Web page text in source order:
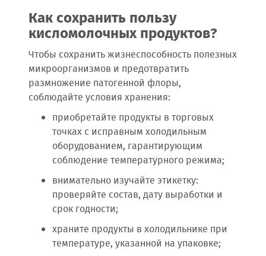
Как сохранить пользу
кисломолочных продуктов?
Чтобы сохранить жизнеспособность полезных
микроорганизмов и предотвратить
размножение патогенной флоры,
соблюдайте условия хранения:
приобретайте продукты в торговых
точках с исправным холодильным
оборудованием, гарантирующим
соблюдение температурного режима;
внимательно изучайте этикетку:
проверяйте состав, дату выработки и
срок годности;
храните продукты в холодильнике при
температуре, указанной на упаковке;